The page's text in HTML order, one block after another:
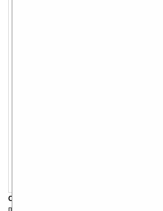
Появилась возможность
Реализован механизм обновления
Добавлено контекстное меню
Теперь для копирования требуется
участке текста для появления
Появилась возможность изменять
Сохранение позиции вкладки при
При пользовательском ответе
В дистрибутив добавлены звуковые
Исправлена ошибка в формах при
Исправлена ошибка прогрессбара в
Скоро
получайте ежедневный или еженедельный